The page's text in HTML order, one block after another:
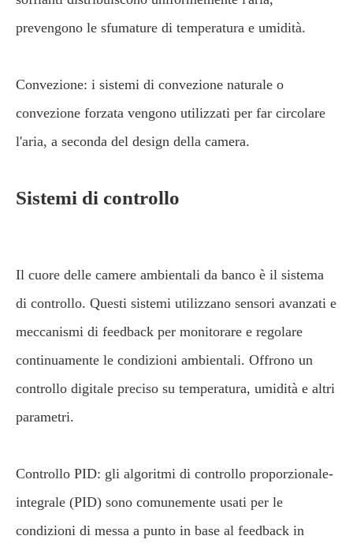
prevengono le sfumature di temperatura e umidità.
Convezione: i sistemi di convezione naturale o
convezione forzata vengono utilizzati per far circolare
l'aria, a seconda del design della camera.
Sistemi di controllo
Il cuore delle camere ambientali da banco è il sistema
di controllo. Questi sistemi utilizzano sensori avanzati e
meccanismi di feedback per monitorare e regolare
continuamente le condizioni ambientali. Offrono un
controllo digitale preciso su temperatura, umidità e altri
parametri.
Controllo PID: gli algoritmi di controllo proporzionale-
integrale (PID) sono comunemente usati per le
condizioni di messa a punto in base al feedback in